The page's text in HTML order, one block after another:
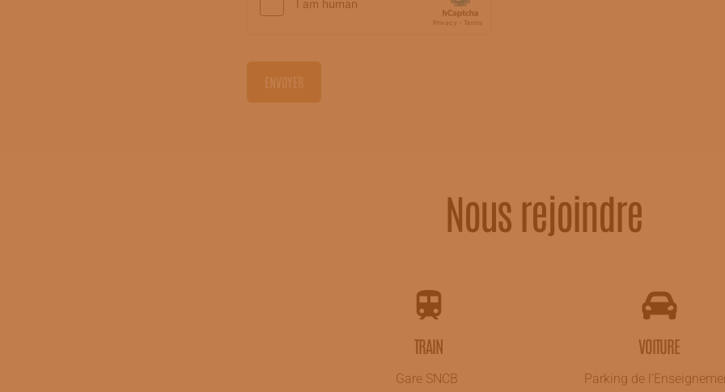
ENVOYER
Nous rejoindre
TRAIN
Gare SNCB
VOITURE
Parking de